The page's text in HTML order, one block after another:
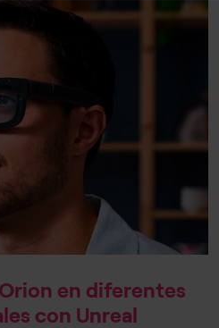
en diferentes
con Unreal